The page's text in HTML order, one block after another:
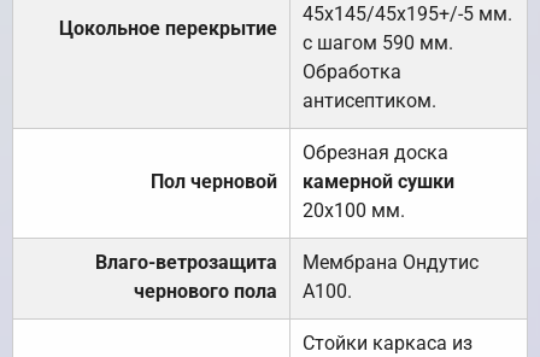
Цокольное перекрытие
45х145/45х195+/-5 мм.
с шагом 590 мм.
Обработка
антисептиком.
Пол черновой
Обрезная доска
камерной сушки
20х100 мм.
Влаго-ветрозащита
чернового пола
Мембрана Ондутис
А100.
Стойки каркаса из